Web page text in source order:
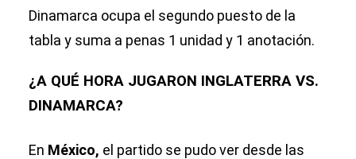
Dinamarca ocupa el segundo puesto de la
tabla y suma a penas 1 unidad y 1 anotación.
¿A QUÉ HORA JUGARON INGLATERRA VS.
DINAMARCA?
En México, el partido se pudo ver desde las